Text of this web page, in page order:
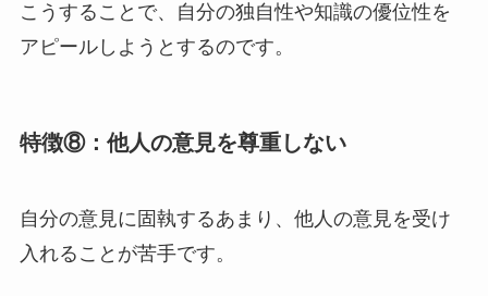
こうすることで、自分の独自性や知識の優位性を
アピールしようとするのです。
特徴⑧：他人の意見を尊重しない
自分の意見に固執するあまり、他人の意見を受け
入れることが苦手です。